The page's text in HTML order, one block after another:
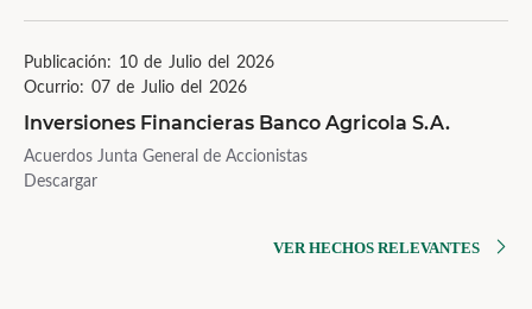
Publicación: 10 de Julio del 2026
Ocurrio: 07 de Julio del 2026
Inversiones Financieras Banco Agricola S.A.
Acuerdos Junta General de Accionistas
Descargar
VER HECHOS RELEVANTES